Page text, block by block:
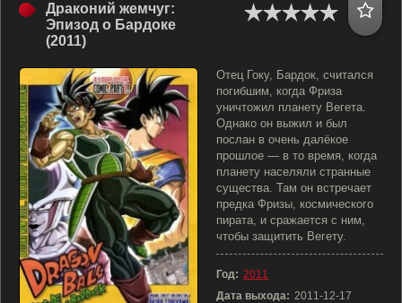
Драконий жемчуг:
Эпизод о Бардоке
(2011)
Отец Гоку, Бардок, считался
погибшим, когда Фриза
уничтожил планету Вегета.
Однако он выжил и был
послан в очень далёкое
прошлое — в то время, когда
планету населяли странные
существа. Там он встречает
предка Фризы, космического
пирата, и сражается с ним,
чтобы защитить Вегету.
Год: 2011
Дата выхода: 2011-12-17